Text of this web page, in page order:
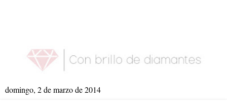
domingo, 2 de marzo de 2014